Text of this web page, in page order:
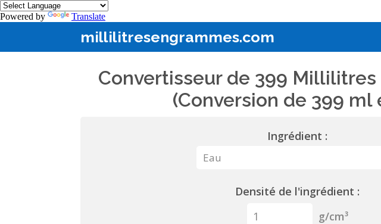
Powered by Translate
millilitresengrammes.com
Convertisseur de 399 Millilitres
(Conversion de 399 ml
Ingrédient :
Densité de l'ingrédient :
g/cm³